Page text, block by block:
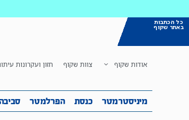
כל הכתבות
באתר שקוף
אודות שקוף צוות שקוף חזון ועקרונות
מיניסטרמטר כנסת הפרלמטר
מיניסטרמטר כנסת